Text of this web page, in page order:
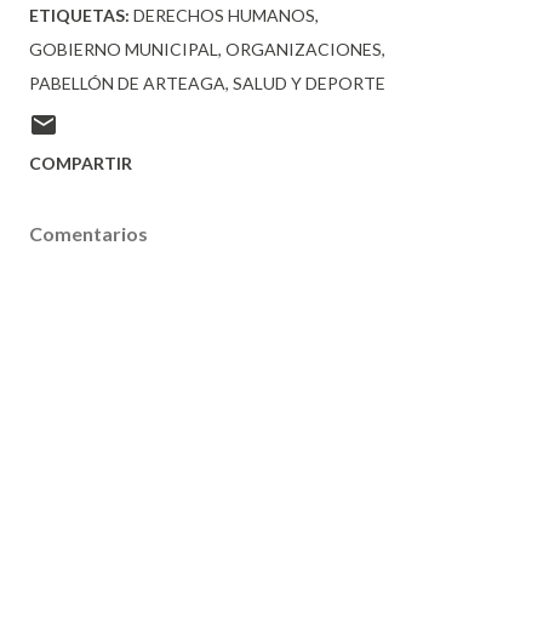
ETIQUETAS: DERECHOS HUMANOS
GOBIERNO MUNICIPAL ORGANIZACIONES
PABELLÓN DE ARTEAGA SALUD Y DEPORTE
COMPARTIR
Comentarios